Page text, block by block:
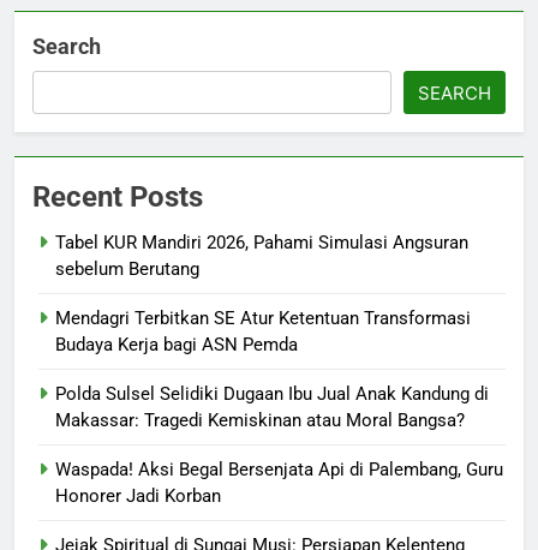
Search
SEARCH
Recent Posts
Tabel KUR Mandiri 2026, Pahami Simulasi Angsuran
sebelum Berutang
Mendagri Terbitkan SE Atur Ketentuan Transformasi
Budaya Kerja bagi ASN Pemda
Polda Sulsel Selidiki Dugaan Ibu Jual Anak Kandung di
Makassar: Tragedi Kemiskinan atau Moral Bangsa?
Waspada! Aksi Begal Bersenjata Api di Palembang, Guru
Honorer Jadi Korban
Jejak Spiritual di Sungai Musi: Persiapan Kelenteng